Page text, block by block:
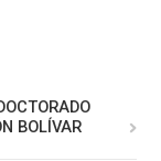
BOLÍVAR